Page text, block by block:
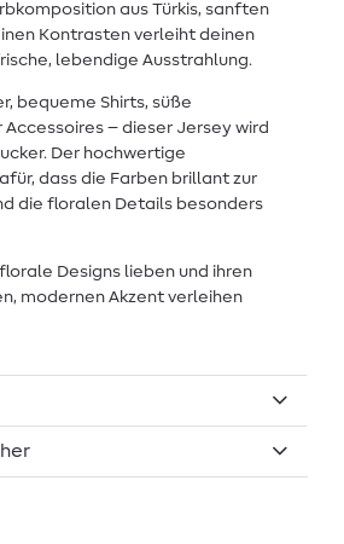
aus Türkis, sanften
Kontrasten verleiht deinen
lebendige Ausstrahlung.
bequeme Shirts, süße
– dieser Jersey wird
Der hochwertige
dass die Farben brillant zur
die floralen Details besonders
Designs lieben und ihren
modernen Akzent verleihen